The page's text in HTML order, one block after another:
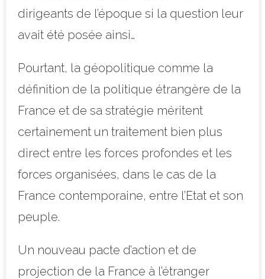
dirigeants de l’époque si la question leur
avait été posée ainsi…
Pourtant, la géopolitique comme la
définition de la politique étrangère de la
France et de sa stratégie méritent
certainement un traitement bien plus
direct entre les forces profondes et les
forces organisées, dans le cas de la
France contemporaine, entre l’Etat et son
peuple.
Un nouveau pacte d’action et de
projection de la France à l’étranger